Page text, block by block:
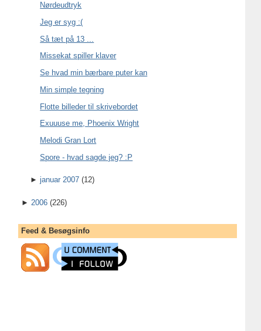
Nørdeudtryk
Jeg er syg :(
Så tæt på 13 ...
Missekat spiller klaver
Se hvad min bærbare puter kan
Min simple tegning
Flotte billeder til skrivebordet
Exuuuse me, Phoenix Wright
Melodi Gran Lort
Spore - hvad sagde jeg? :P
►januar 2007 (12)
► 2006 (226)
Feed & Besøgsinfo